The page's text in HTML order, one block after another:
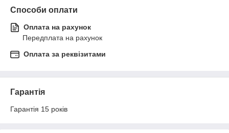
Способи оплати
Оплата на рахунок
Передплата на рахунок
Оплата за реквізитами
Гарантія
Гарантія 15 років